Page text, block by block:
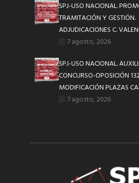
SPJ-USO NACIONAL.
TRAMITACIÓN Y GESTIÓN.
ADJUDICACIONES C.
7 agosto, 2026
SPJ-USO NACIONAL.
CONCURSO-OPOSICIÓN
MODIFICACIÓN PLAZAS
7 agosto, 2026